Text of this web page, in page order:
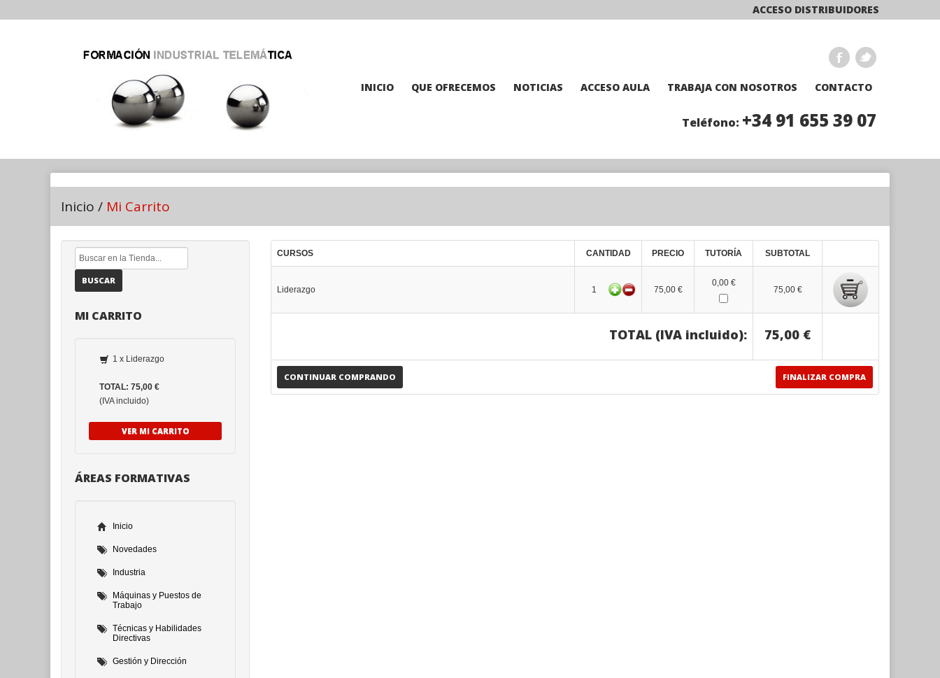
ACCESO DISTRIBUIDORES
INICIO QUE OFRECEMOS NOTICIAS ACCESO AULA TRABAJA CON NOSOTROS CONTACTO
Teléfono: +34 91 655 39 07
Inicio / Mi Carrito
BUSCAR
MI CARRITO
1 x Liderazgo
TOTAL: 75,00 €
(IVA incluido)
VER MI CARRITO
ÁREAS FORMATIVAS
Inicio
Novedades
Industria
Máquinas y Puestos de
Trabajo
Técnicas y Habilidades
Directivas
Gestión y Dirección
CURSOS CANTIDAD PRECIO TUTORÍA SUBTOTAL
CONTINUAR COMPRANDO FINALIZAR COMPRA
Liderazgo 1 75,00 €
0,00 €
75,00 €
TOTAL (IVA incluido): 75,00 €